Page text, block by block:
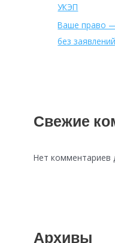
УКЭП
Ваше право —
без
Свежие
Нет комментариев
Архивы